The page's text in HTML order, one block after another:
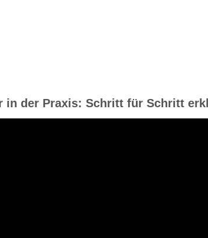
in der Praxis: Schritt für Schritt